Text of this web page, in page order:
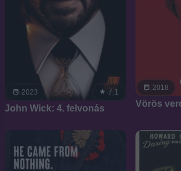
2023 7.1
John Wick: 4. felvonás
2018
Vörös